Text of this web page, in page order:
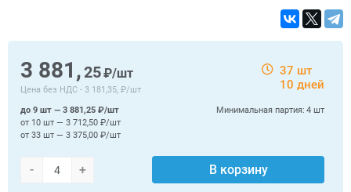
3 881,25₽/шт
Цена без НДС - 3 181,35, ₽/шт
37 шт
10 дней
- + В корзину
Минимальная партия: 4 шт
до 9 шт — 3 881,25 ₽/шт
от 10 шт — 3 712,50 ₽/шт
от 33 шт — 3 375,00 ₽/шт